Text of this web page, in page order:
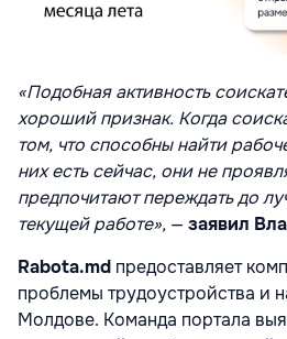
«Подобная активность
хороший признак. Когда
том, что способны найти
них есть сейчас, они не
предпочитают переждать до
текущей работе», — заявил
Rabota.md предоставляет
проблемы трудоустройства и
Молдове. Команда портала